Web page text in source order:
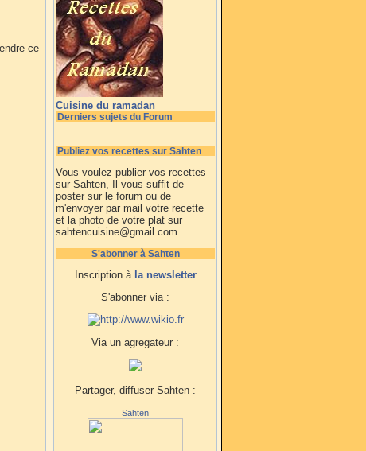
ce
Cuisine du ramadan
Derniers sujets du Forum
Publiez vos recettes sur Sahten
Vous voulez publier vos recettes
sur Sahten, Il vous suffit de
poster sur le forum ou de
m'envoyer par mail votre recette
et la photo de votre plat sur
sahtencuisine@gmail.com
S'abonner à Sahten
Inscription à la newsletter
S'abonner via :
Via un agregateur :
Partager, diffuser Sahten :
Sahten